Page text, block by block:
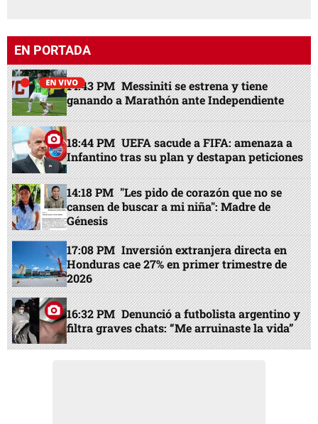
EN PORTADA
14:43 PM Messiniti se estrena y tiene
ganando a Marathón ante Independiente
18:44 PM UEFA sacude a FIFA: amenaza a
Infantino tras su plan y destapan peticiones
14:18 PM "Les pido de corazón que no se
cansen de buscar a mi niña": Madre de
Génesis
17:08 PM Inversión extranjera directa en
Honduras cae 27% en primer trimestre de
2026
16:32 PM Denunció a futbolista argentino y
filtra graves chats: “Me arruinaste la vida”